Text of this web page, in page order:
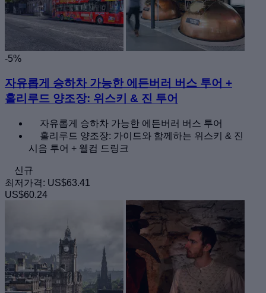
-5%
자유롭게 승하차 가능한 에든버러 버스 투어 +
홀리루드 양조장: 위스키 & 진 투어
자유롭게 승하차 가능한 에든버러 버스 투어
홀리루드 양조장: 가이드와 함께하는 위스키 & 진
시음 투어 + 웰컴 드링크
신규
최저가격: US$63.41
US$60.24